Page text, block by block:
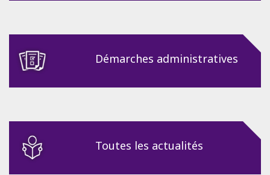
Démarches administratives
Toutes les actualités